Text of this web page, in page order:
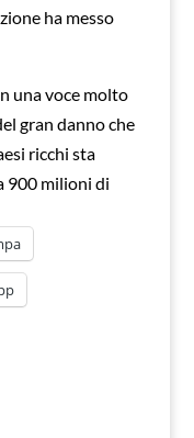
ha messo
una voce molto
gran danno che
ricchi sta
900 milioni di